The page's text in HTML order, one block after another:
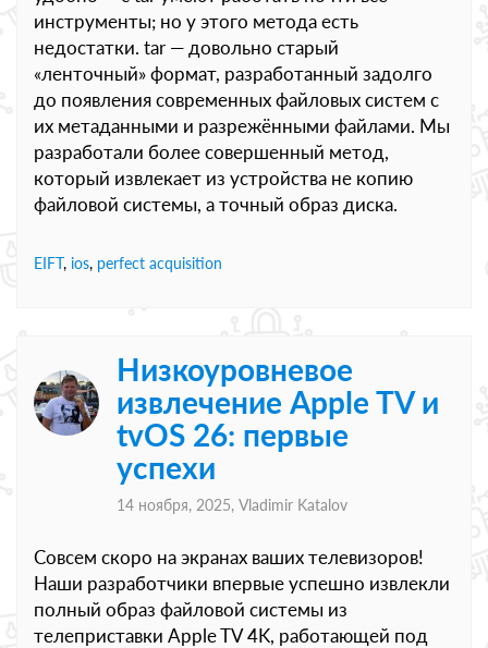
инструменты; но у этого метода есть
недостатки. tar — довольно старый
«ленточный» формат, разработанный задолго
до появления современных файловых систем с
их метаданными и разрежёнными файлами. Мы
разработали более совершенный метод,
который извлекает из устройства не копию
файловой системы, а точный образ диска.
EIFT, ios, perfect acquisition
Низкоуровневое
извлечение Apple TV и
tvOS 26: первые
успехи
14 ноября, 2025, Vladimir Katalov
Совсем скоро на экранах ваших телевизоров!
Наши разработчики впервые успешно извлекли
полный образ файловой системы из
телеприставки Apple TV 4K, работающей под